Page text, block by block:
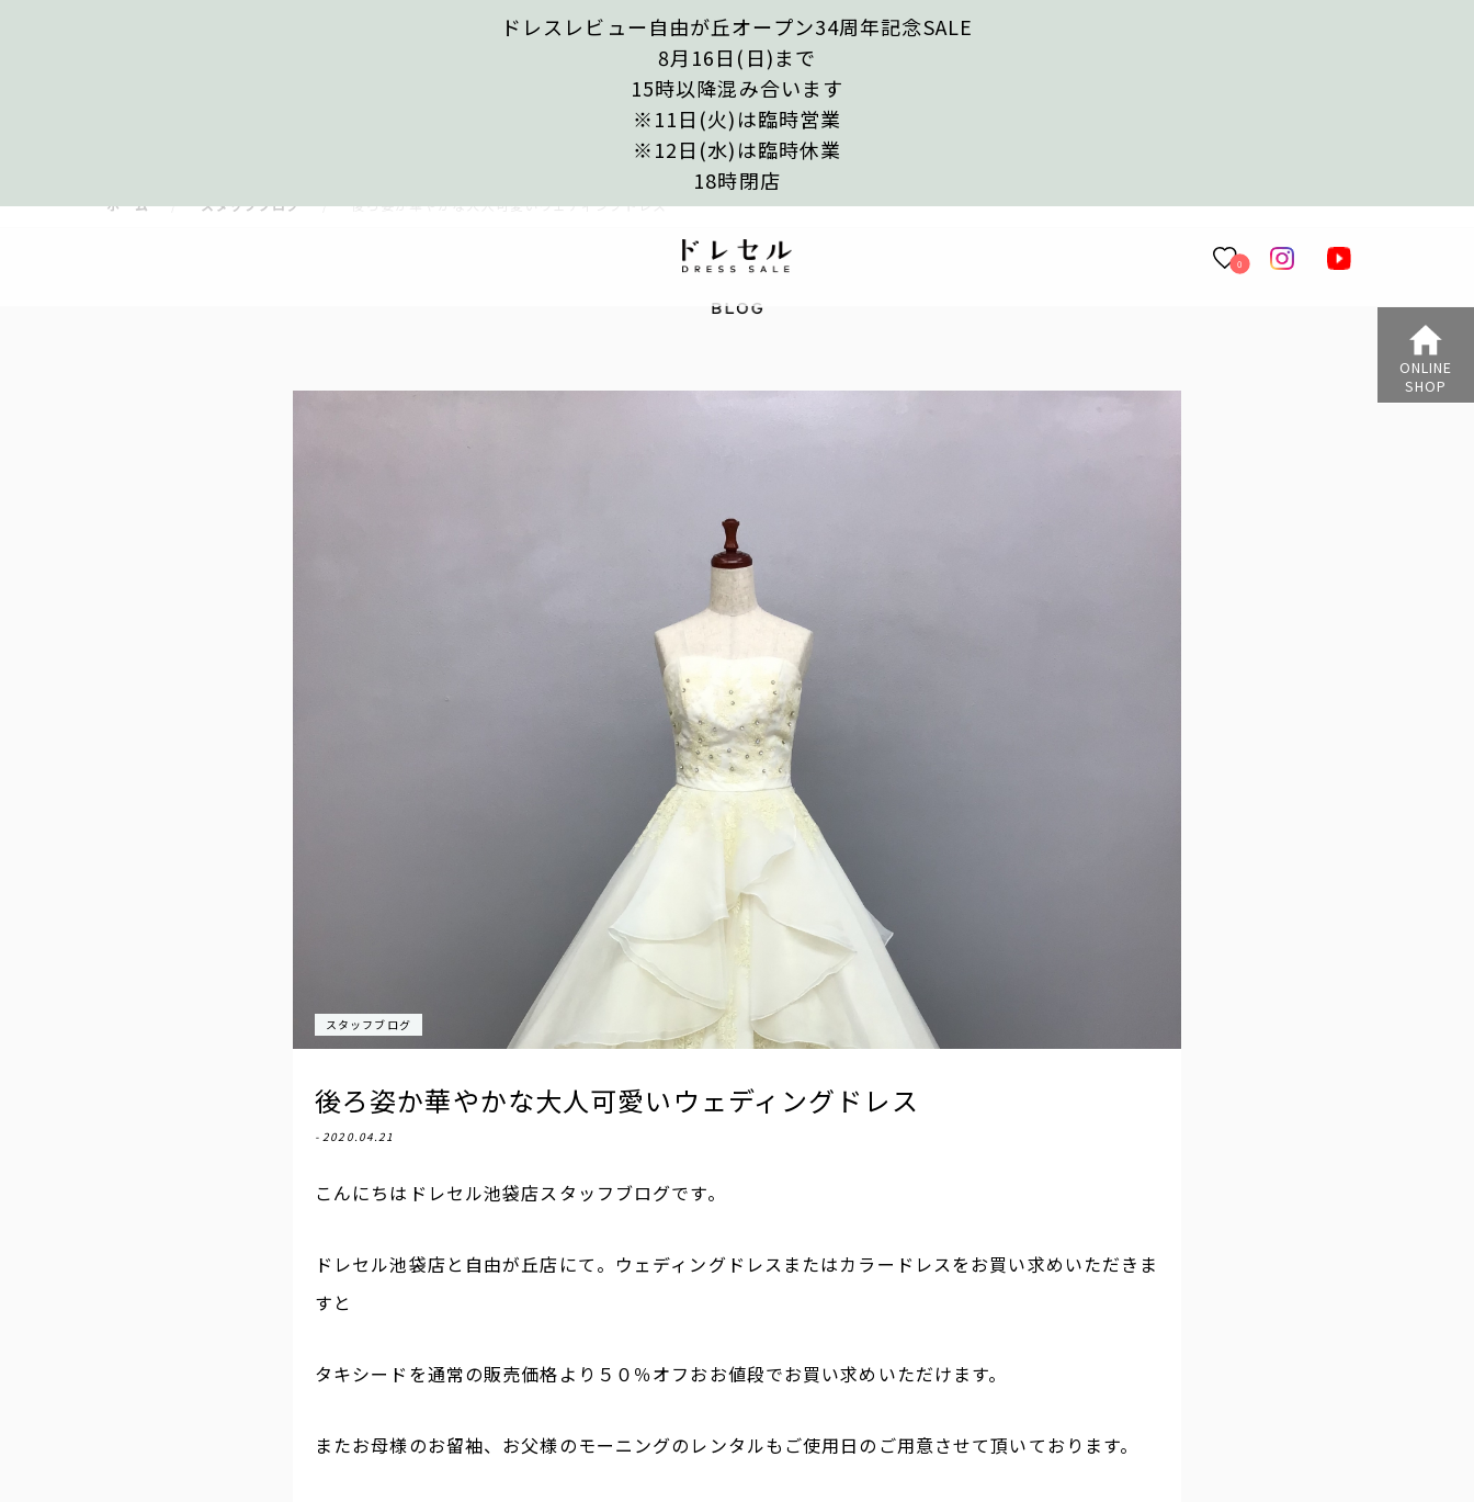
ドレスレビュー自由が丘オープン34周年記念SALE
8月16日(日)まで
15時以降混み合います
※11日(火)は臨時営業
※12日(水)は臨時休業
18時閉店
0
ホーム スタッフブログ 後ろ姿か華やかな大人可愛いウェディングドレス
スタッフブログ
後ろ姿か華やかな大人可愛いウェディングドレス
- 2020.04.21
こんにちはドレセル池袋店スタッフブログです。
ドレセル池袋店と自由が丘店にて。ウェディングドレスまたはカラードレスをお買い求めいただきま
すと
タキシードを通常の販売価格より５０％オフおお値段でお買い求めいただけます。
またお母様のお留袖、お父様のモーニングのレンタルもご使用日のご用意させて頂いております。
ONLINE
SHOP